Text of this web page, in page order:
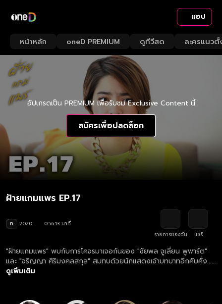
แอป
หน้าหลัก oneD PREMIUM ดูทีวีสด ละครแนวตั้
อัปเกรดเป็น PREMIUM เพื่อรับชม Exclusive Content นี้
สมัครเพื่อปลดล็อก
ฝ้ายแกมแพร EP.17
ท 2020
0:56:13 นาที
รายการของฉัน
แชร์
"ฝ้ายแกมแพร" พบกับการโคจรมาเจอกันของ "ชัยพล จูเลี่ยน พูพาร์ต"
และ "จริญญา ศิริมงคลสกุล" สมทบด้วยนักแสดงเจ้าบทบาทอีกคับคั่ง...
เมื่อชีวิตขมจนเกิดเป็นปมในใจ "เขา" และ "เธอ" จึงสร้างตัวตนขึ้นมาใหม่
เฉพาะการหลอกหัวใจตนเอง!
ดูเพิ่มเติม